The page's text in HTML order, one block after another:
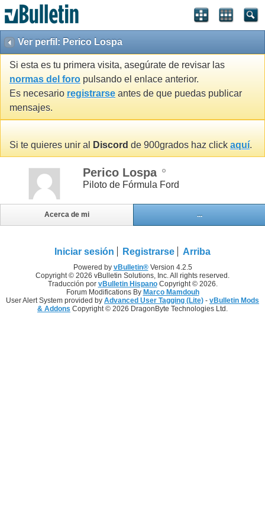
Ver perfil: Perico Lospa
Si esta es tu primera visita, asegúrate de revisar las
normas del foro pulsando el enlace anterior.
Es necesario registrarse antes de que puedas publicar
mensajes.
Si te quieres unir al Discord de 900grados haz click aquí.
Perico Lospa
Piloto de Fórmula Ford
Acerca de mi ...
Iniciar sesión Registrarse Arriba
Powered by vBulletin®Version 4.2.5
Copyright © 2026 vBulletin Solutions, Inc. All rights reserved.
Traducción por vBulletin HispanoCopyright © 2026.
Forum Modifications By Marco Mamdouh
User Alert System provided by Advanced User Tagging (Lite) - vBulletin Mods
& Addons Copyright © 2026 DragonByte Technologies Ltd.